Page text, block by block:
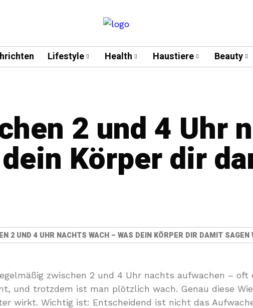
Lifestyle Health Haustiere Beauty
2 und 4 Uhr
Körper dir
2 UND 4 UHR NACHTS WACH – WAS DEIN KÖRPER DIR DAMIT SAGEN
zwischen 2 und 4 Uhr nachts aufwachen – oft
und trotzdem ist man plötzlich wach. Genau diese
wirkt. Wichtig ist: Entscheidend ist nicht das